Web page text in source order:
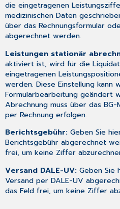
die eingetragenen
medizinischen Daten
über das Rechnungsformular
abgerechnet werden.
Leistungen stationär
aktiviert ist, wird für die
eingetragenen
werden. Diese Einstellung kann
Formularbearbeitung geändert
Abrechnung muss über das BG-
per Rechnung erfolgen.
Berichtsgebühr: Geben Sie
Berichtsgebühr abgerechnet
frei, um keine Ziffer
Versand DALE-UV: Geben
Versand per DALE-UV
das Feld frei, um keine Ziffer